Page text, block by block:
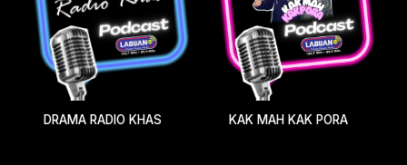
DRAMA RADIO KHAS KAK MAH KAK PORA